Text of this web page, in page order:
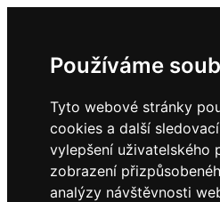
Používáme
Tyto webové stránky
cookies a další
vylepšení uživatelského
zobrazení
analýzy návštěvnosti